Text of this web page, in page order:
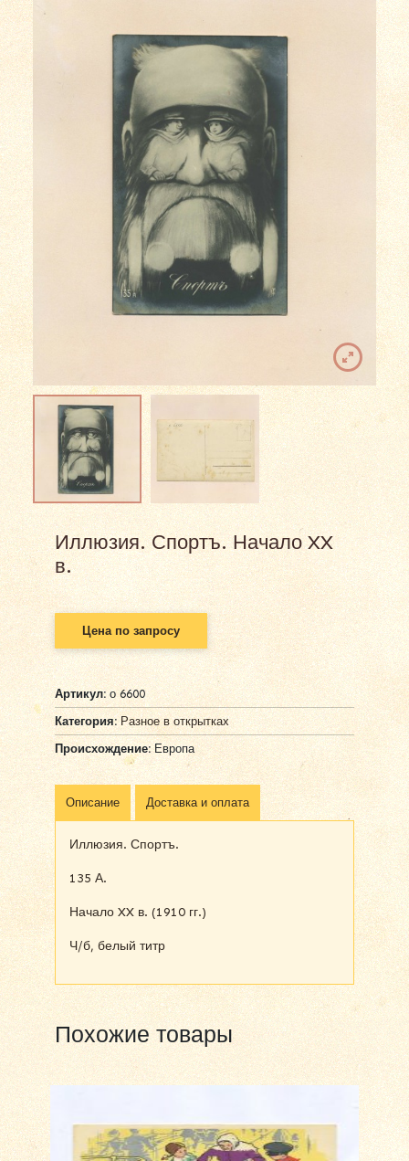
Иллюзия. Спортъ. Начало XX
в.
Цена по запросу
Артикул:о 6600
Категория: Разное в открытках
Происхождение:Европа
Описание Доставка и оплата
Иллюзия. Спортъ.
135 А.
Начало XX в. (1910 гг.)
Ч/б, белый титр
Похожие товары